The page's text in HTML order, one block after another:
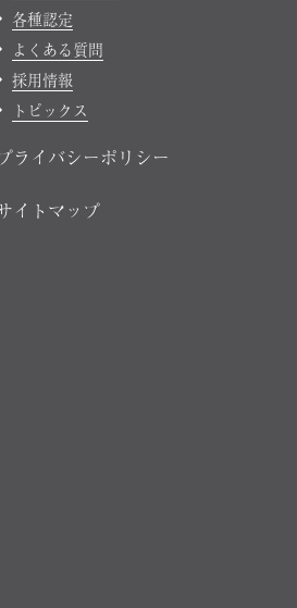
各種認定
よくある質問
採用情報
トピックス
ライバシーポリシー
イトマップ